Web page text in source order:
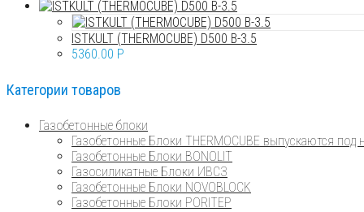
ISTKULT (THERMOCUBE) D500 B-3.5
5360.00 P
Категории товаров
Газобетонные блоки
Газобетонные Блоки THERMOCUBE выпускаются под
Газобетонные Блоки BONOLIT
Газосиликатные Блоки ИВСЗ
Газобетонные Блоки NOVOBLOCK
Газобетонные Блоки PORITEP